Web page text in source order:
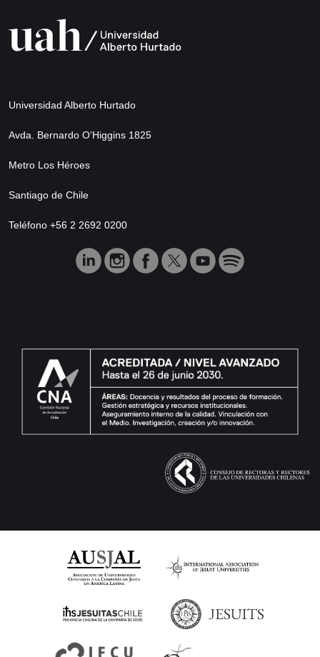
Universidad Alberto Hurtado
Avda. Bernardo O’Higgins 1825
Metro Los Héroes
Santiago de Chile
Teléfono +56 2 2692 0200